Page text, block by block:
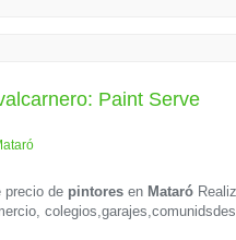
Paint Serve
precio de pintores en Mataró